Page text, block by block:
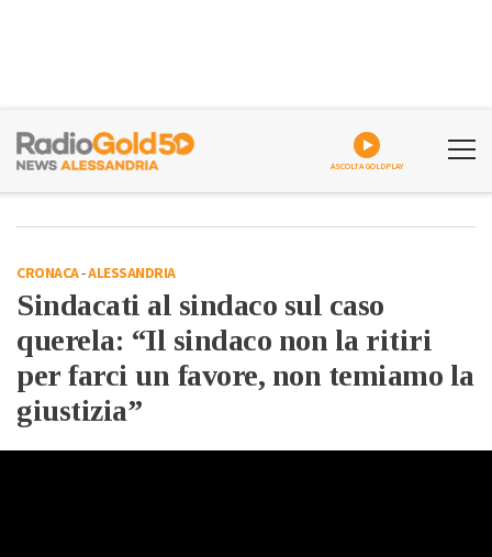
ASCOLTA GOLDPLAY
CRONACA-ALESSANDRIA
Sindacati al sindaco sul caso
querela: “Il sindaco non la ritiri
per farci un favore, non temiamo la
giustizia”